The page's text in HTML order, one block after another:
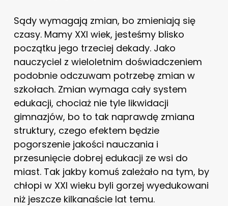
Sądy wymagają zmian, bo zmieniają się
czasy. Mamy XXI wiek, jesteśmy blisko
początku jego trzeciej dekady. Jako
nauczyciel z wieloletnim doświadczeniem
podobnie odczuwam potrzebę zmian w
szkołach. Zmian wymaga cały system
edukacji, chociaż nie tyle likwidacji
gimnazjów, bo to tak naprawdę zmiana
struktury, czego efektem będzie
pogorszenie jakości nauczania i
przesunięcie dobrej edukacji ze wsi do
miast. Tak jakby komuś zależało na tym, by
chłopi w XXI wieku byli gorzej wyedukowani
niż jeszcze kilkanaście lat temu.